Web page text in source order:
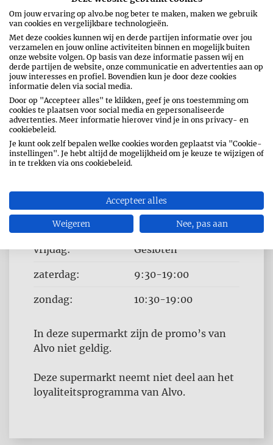
OPENINGSUREN
Dag
Time
slot
maandag: 9:30-19:00
9:30-19:00
donderdag: 9:30-19:00
vrijdag: Gesloten
zaterdag: 9:30-19:00
zondag: 10:30-19:00
In deze supermarkt zijn de promo’s van
Alvo niet geldig.
Deze supermarkt neemt niet deel aan het
loyaliteitsprogramma van Alvo.
Om jouw ervaring op alvo.be nog beter te maken, maken we gebruik
van cookies en vergelijkbare technologieën.
Met deze cookies kunnen wij en derde partijen informatie over jou
verzamelen en jouw online activiteiten binnen en mogelijk buiten
onze website volgen. Op basis van deze informatie passen wij en
derde partijen de website, onze communicatie en advertenties aan op
jouw interesses en profiel. Bovendien kun je door deze cookies
informatie delen via social media.
Door op "Accepteer alles" te klikken, geef je ons toestemming om
cookies te plaatsen voor social media en gepersonaliseerde
advertenties. Meer informatie hierover vind je in ons privacy- en
cookiebeleid.
Je kunt ook zelf bepalen welke cookies worden geplaatst via "Cookie-
instellingen". Je hebt altijd de mogelijkheid om je keuze te wijzigen of
in te trekken via ons cookiebeleid.
Accepteer alles
Weigeren Nee, pas aan